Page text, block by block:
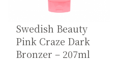
Swedish Beauty
Pink Craze Dark
Bronzer – 207ml